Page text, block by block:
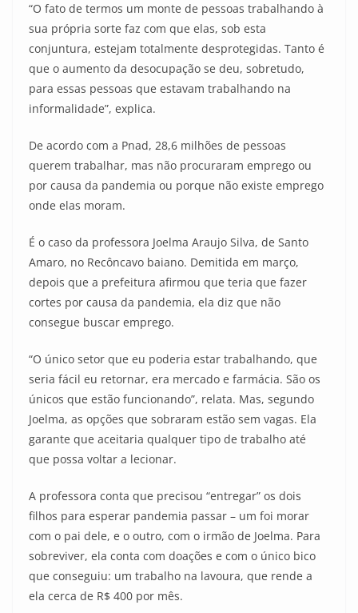
“O fato de termos um monte de pessoas trabalhando à
sua própria sorte faz com que elas, sob esta
conjuntura, estejam totalmente desprotegidas. Tanto é
que o aumento da desocupação se deu, sobretudo,
para essas pessoas que estavam trabalhando na
informalidade”, explica.
De acordo com a Pnad, 28,6 milhões de pessoas
querem trabalhar, mas não procuraram emprego ou
por causa da pandemia ou porque não existe emprego
onde elas moram.
É o caso da professora Joelma Araujo Silva, de Santo
Amaro, no Recôncavo baiano. Demitida em março,
depois que a prefeitura afirmou que teria que fazer
cortes por causa da pandemia, ela diz que não
consegue buscar emprego.
“O único setor que eu poderia estar trabalhando, que
seria fácil eu retornar, era mercado e farmácia. São os
únicos que estão funcionando”, relata. Mas, segundo
Joelma, as opções que sobraram estão sem vagas. Ela
garante que aceitaria qualquer tipo de trabalho até
que possa voltar a lecionar.
A professora conta que precisou “entregar” os dois
filhos para esperar pandemia passar – um foi morar
com o pai dele, e o outro, com o irmão de Joelma. Para
sobreviver, ela conta com doações e com o único bico
que conseguiu: um trabalho na lavoura, que rende a
ela cerca de R$ 400 por mês.